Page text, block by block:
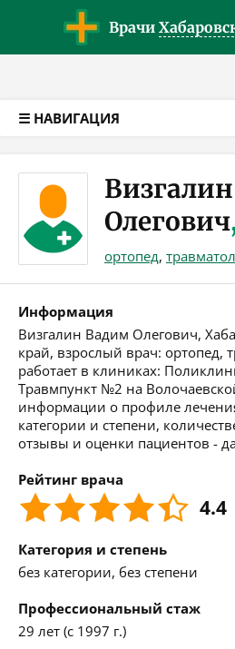
Врачи
☰ НАВИГАЦИЯ
Олегович
ортопед,
Информация
Визгалин Вадим Олегович,
край, взрослый врач: ортопед,
работает в клиниках:
Травмпункт №2 на
информации о профиле
категории и степени,
отзывы и оценки пациентов -
Рейтинг врача
4.4
Категория и степень
без категории, без степени
Профессиональный стаж
29 лет (с 1997 г.)